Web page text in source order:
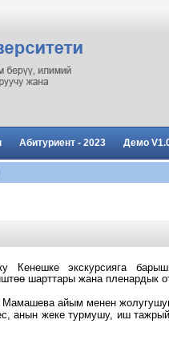
Абитуриент - 2023 Демо
Кенешке экскурсияга
шарттары жана
Мамашеваайымменен
анын жеке турмушу, иш